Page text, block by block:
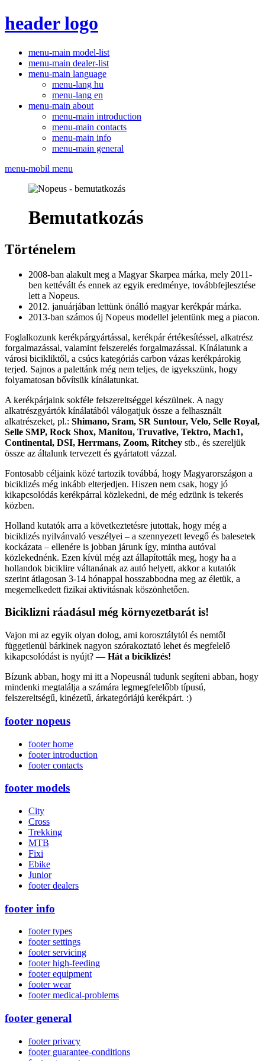
header logo
menu-main model-list
menu-main dealer-list
menu-main language
menu-lang hu
menu-lang en
menu-main about
menu-main introduction
menu-main contacts
menu-main info
menu-main general
menu-mobil menu
Bemutatkozás
Történelem
2008-ban alakult meg a Magyar Skarpea márka, mely 2011-
ben kettévált és ennek az egyik eredménye, továbbfejlesztése
lett a Nopeus.
2012. januárjában lettünk önálló magyar kerékpár márka.
2013-ban számos új Nopeus modellel jelentünk meg a piacon.
Foglalkozunk kerékpárgyártással, kerékpár értékesítéssel, alkatrész
forgalmazással, valamint felszerelés forgalmazással. Kínálatunk a
városi bicikliktől, a csúcs kategóriás carbon vázas kerékpárokig
terjed. Sajnos a palettánk még nem teljes, de igyekszünk, hogy
folyamatosan bővítsük kínálatunkat.
A kerékpárjaink sokféle felszereltséggel készülnek. A nagy
alkatrészgyártók kínálatából válogatjuk össze a felhasznált
alkatrészeket, pl.: Shimano, Sram, SR Suntour, Velo, Selle Royal,
Selle SMP, Rock Shox, Manitou, Truvative, Tektro, Mach1,
Continental, DSI, Herrmans, Zoom, Ritchey stb., és szereljük
össze az általunk tervezett és gyártatott vázzal.
Fontosabb céljaink közé tartozik továbbá, hogy Magyarországon a
biciklizés még inkább elterjedjen. Hiszen nem csak, hogy jó
kikapcsolódás kerékpárral közlekedni, de még edzünk is tekerés
közben.
Holland kutatók arra a következtetésre jutottak, hogy még a
biciklizés nyilvánvaló veszélyei – a szennyezett levegő és balesetek
kockázata – ellenére is jobban járunk így, mintha autóval
közlekednénk. Ezen kívül még azt állapították meg, hogy ha a
hollandok biciklire váltanának az autó helyett, akkor a kutatók
szerint átlagosan 3-14 hónappal hosszabbodna meg az életük, a
megemelkedett fizikai aktivitásnak köszönhetően.
Biciklizni ráadásul még környezetbarát is!
Vajon mi az egyik olyan dolog, ami korosztálytól és nemtől
függetlenül bárkinek nagyon szórakoztató lehet és megfelelő
kikapcsolódást is nyújt? — Hát a biciklizés!
Bízunk abban, hogy mi itt a Nopeusnál tudunk segíteni abban, hogy
mindenki megtalálja a számára legmegfelelőbb típusú,
felszereltségű, kinézetű, árkategóriájú kerékpárt. :)
footer nopeus
footer home
footer introduction
footer contacts
footer models
City
Cross
Trekking
MTB
Fixi
Ebike
Junior
footer dealers
footer info
footer types
footer settings
footer servicing
footer high-feeding
footer equipment
footer wear
footer medical-problems
footer general
footer privacy
footer guarantee-conditions